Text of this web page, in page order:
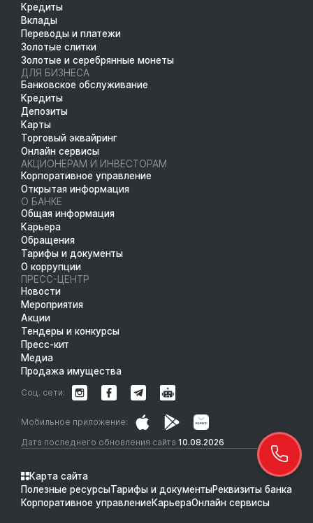
Кредиты
Вклады
Переводы и платежи
Золотые слитки
Золотые и серебрянные монеты
ДЛЯ БИЗНЕСА
Банковское обслуживание
Кредиты
Депозиты
Карты
Торговый эквайринг
Онлайн сервисы
АКЦИОНЕРАМ И ИНВЕСТОРАМ
Корпоративное управление
Открытая информация
О БАНКЕ
Общая информация
Карьера
Обращения
Тарифы и документы
О коррупции
ПРЕСС-ЦЕНТР
Новости
Мероприятия
Акции
Тендеры и конкурсы
Пресс-кит
Медиа
Продажа имущества
Дата последнего обновления сайта 10.08.2026
Мобильное приложение:
Соц. сети:
Карта сайта
Полезные ресурсыТарифы и документыРеквизиты банка
Корпоративное управлениеКарьераОнлайн сервисы